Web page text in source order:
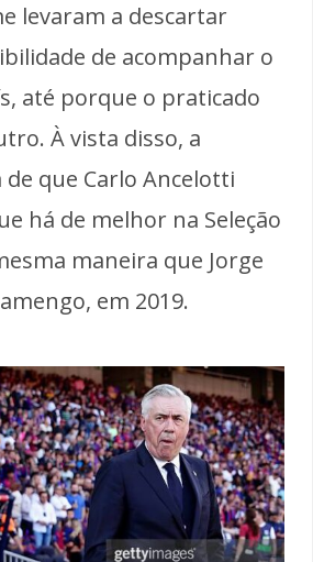
levaram a descartar
de acompanhar o
até porque o praticado
À vista disso, a
de que Carlo Ancelotti
há de melhor na Seleção
maneira que Jorge
em 2019.